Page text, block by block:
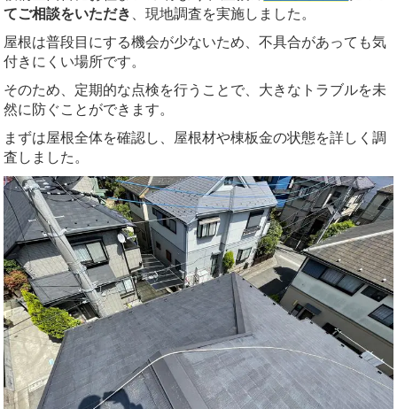
てご相談をいただき
、現地調査を実施しました。
屋根は普段目にする機会が少ないため、不具合があっても気
付きにくい場所です。
そのため、定期的な点検を行うことで、大きなトラブルを未
然に防ぐことができます。
まずは屋根全体を確認し、屋根材や棟板金の状態を詳しく調
査しました。